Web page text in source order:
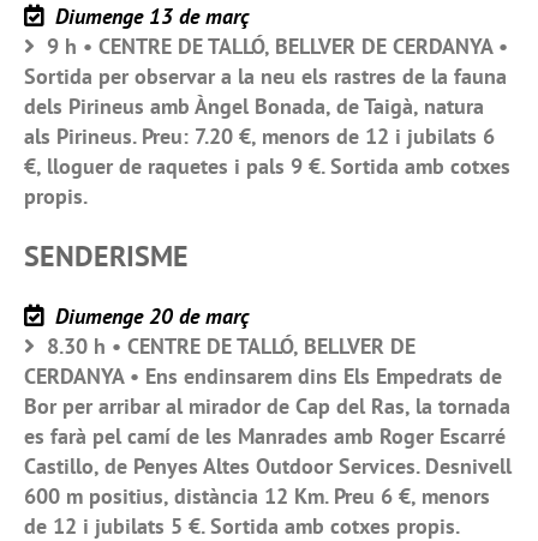
Diumenge 13 de març
9 h • CENTRE DE TALLÓ, BELLVER DE CERDANYA •
Sortida per observar a la neu els rastres de la fauna
dels Pirineus amb Àngel Bonada, de Taigà, natura
als Pirineus. Preu: 7.20 €, menors de 12 i jubilats 6
€, lloguer de raquetes i pals 9 €. Sortida amb cotxes
propis.
SENDERISME
Diumenge 20 de març
8.30 h • CENTRE DE TALLÓ, BELLVER DE
CERDANYA • Ens endinsarem dins Els Empedrats de
Bor per arribar al mirador de Cap del Ras, la tornada
es farà pel camí de les Manrades amb Roger Escarré
Castillo, de Penyes Altes Outdoor Services. Desnivell
600 m positius, distància 12 Km. Preu 6 €, menors
de 12 i jubilats 5 €. Sortida amb cotxes propis.